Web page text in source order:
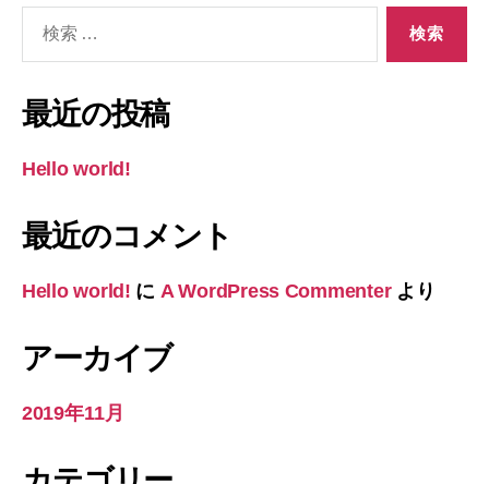
象:
最近の投稿
Hello world!
最近のコメント
Hello world! に A WordPress Commenterより
アーカイブ
2019年11月